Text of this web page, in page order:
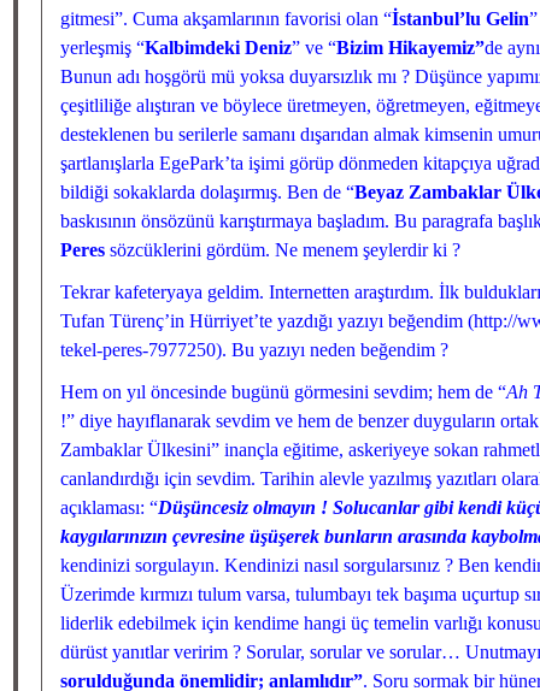
gitmesi”. Cuma akşamlarının favorisi olan “İstanbul’lu Gelin
yerleşmiş “Kalbimdeki Deniz” ve “Bizim Hikayemiz”de
Bunun adı hoşgörü mü yoksa duyarsızlık mı ? Düşünce
çeşitliliğe alıştıran ve böylece üretmeyen, öğretmeyen,
desteklenen bu serilerle samanı dışarıdan almak kimsenin
şartlanışlarla EgePark’ta işimi görüp dönmeden kitapçıya
bildiği sokaklarda dolaşırmış. Ben de “Beyaz Zambaklar
baskısının önsözünü karıştırmaya başladım. Bu paragrafa
Peres sözcüklerini gördüm. Ne menem şeylerdir ki ?
Tekrar kafeteryaya geldim. Internetten araştırdım. İlk
Tufan Türenç’in Hürriyet’te yazdığı yazıyı beğendim (http://
tekel-peres-7977250). Bu yazıyı neden beğendim ?
Hem on yıl öncesinde bugünü görmesini sevdim; hem de “Ah
!” diye hayıflanarak sevdim ve hem de benzer duyguların
Zambaklar Ülkesini” inançla eğitime, askeriyeye sokan
canlandırdığı için sevdim. Tarihin alevle yazılmış yazıtları
açıklaması: “Düşüncesiz olmayın ! Solucanlar gibi kendi
kaygılarınızın çevresine üşüşerek bunların arasında
kendinizi sorgulayın. Kendinizi nasıl sorgularsınız ? Ben
Üzerimde kırmızı tulum varsa, tulumbayı tek başıma uçurtup
liderlik edebilmek için kendime hangi üç temelin varlığı
dürüst yanıtlar veririm ? Sorular, sorular ve sorular…
sorulduğunda önemlidir; anlamlıdır”. Soru sormak bir